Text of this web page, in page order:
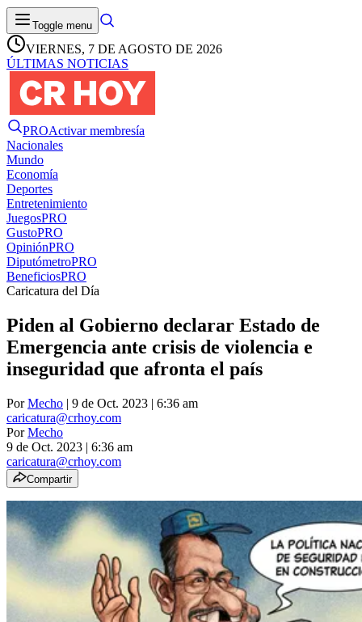
Toggle menu
VIERNES, 7 DE AGOSTO DE 2026
ÚLTIMAS NOTICIAS
PROActivar membresía
Nacionales
Mundo
Economía
Deportes
Entretenimiento
JuegosPRO
GustoPRO
OpiniónPRO
DiputómetroPRO
BeneficiosPRO
Caricatura del Día
Piden al Gobierno declarar Estado de
Emergencia ante crisis de violencia e
inseguridad que afronta el país
PorMecho | 9 de Oct. 2023 | 6:36 am
caricatura@crhoy.com
PorMecho
9 de Oct. 2023 | 6:36 am
caricatura@crhoy.com
Compartir